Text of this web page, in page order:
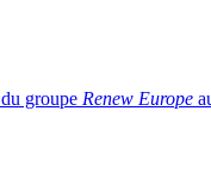
groupe Renew Europe